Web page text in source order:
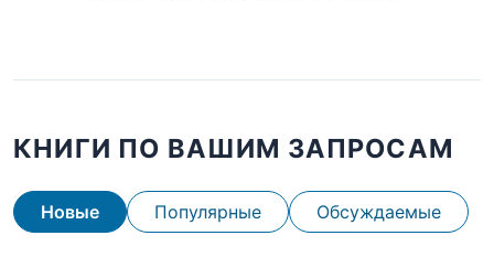
КНИГИ ПО ВАШИМ ЗАПРОСАМ
Новые Популярные Обсуждаемые